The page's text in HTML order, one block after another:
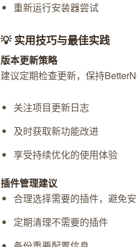
重新运行安装器尝试
💡 实用技巧与最佳实践
版本更新策略
建议定期检查更新，保持
关注项目更新日志
及时获取新功能改进
享受持续优化的使用体验
插件管理建议
合理选择需要的插件，避免
定期清理不需要的插件